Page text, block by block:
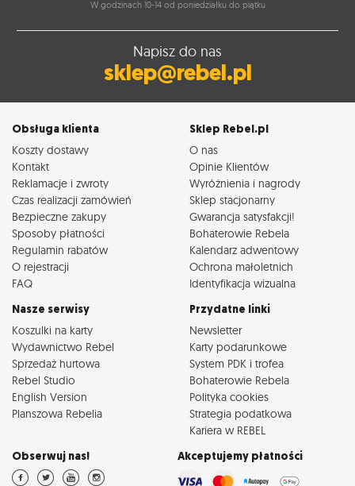
W godzinach 10-14 od poniedziałku do piątku
Napisz do nas
sklep@rebel.pl
Obsługa klienta
Koszty dostawy
Kontakt
Reklamacje i zwroty
Czas realizacji zamówień
Bezpieczne zakupy
Sposoby płatności
Regulamin rabatów
O rejestracji
FAQ
Sklep Rebel.pl
O nas
Opinie Klientów
Wyróżnienia i nagrody
Sklep stacjonarny
Gwarancja satysfakcji!
Bohaterowie Rebela
Kalendarz adwentowy
Ochrona małoletnich
Identyfikacja wizualna
Nasze serwisy
Koszulki na karty
Wydawnictwo Rebel
Sprzedaż hurtowa
Rebel Studio
English Version
Planszowa Rebelia
Przydatne linki
Newsletter
Karty podarunkowe
System PDK i trofea
Bohaterowie Rebela
Polityka cookies
Strategia podatkowa
Kariera w REBEL
Obserwuj nas! Akceptujemy płatności